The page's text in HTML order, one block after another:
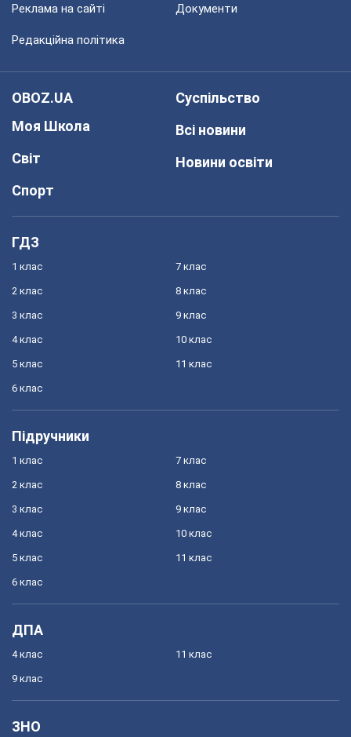
Реклама на сайті Документи
Редакційна політика
OBOZ.UA
Моя Школа
Світ
Спорт
Суспільство
Всі новини
Новини освіти
ГДЗ
1 клас
2 клас
3 клас
4 клас
5 клас
6 клас
7 клас
8 клас
9 клас
10 клас
11 клас
Підручники
1 клас
2 клас
3 клас
4 клас
5 клас
6 клас
7 клас
8 клас
9 клас
10 клас
11 клас
ДПА
4 клас
9 клас
11 клас
ЗНО